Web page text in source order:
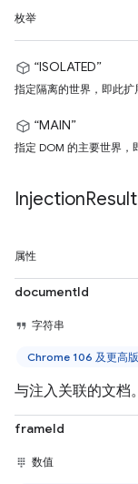
枚举
“ISOLATED”
指定隔离的世界，即此扩
“MAIN”
指定 DOM 的主要世界，
InjectionResult
属性
documentId
字符串
Chrome 106 及更高
与注入关联的文档。
frameId
数值